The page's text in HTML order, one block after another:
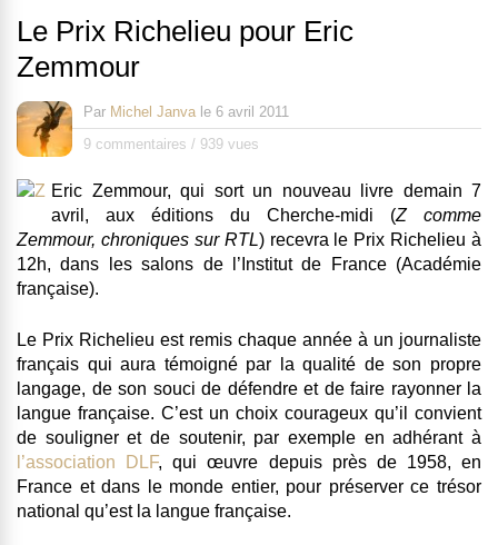
Le Prix Richelieu pour Eric
Zemmour
Par Michel Janva le 6 avril 2011
9 commentaires / 939 vues
Eric Zemmour, qui sort un nouveau livre demain 7
avril, aux éditions du Cherche-midi (Z comme
Zemmour, chroniques sur RTL) recevra le Prix Richelieu à
12h, dans les salons de l’Institut de France (Académie
française).
Le Prix Richelieu est remis chaque année à un journaliste
français qui aura témoigné par la qualité de son propre
langage, de son souci de défendre et de faire rayonner la
langue française. C’est un choix courageux qu’il convient
de souligner et de soutenir, par exemple en adhérant à
l’association DLF, qui œuvre depuis près de 1958, en
France et dans le monde entier, pour préserver ce trésor
national qu’est la langue française.